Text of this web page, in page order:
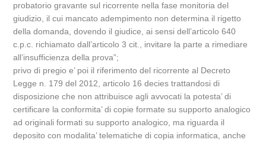
probatorio gravante sul ricorrente nella fase monitoria del
giudizio, il cui mancato adempimento non determina il rigetto
della domanda, dovendo il giudice, ai sensi dell’articolo 640
c.p.c. richiamato dall’articolo 3 cit., invitare la parte a rimediare
all’insufficienza della prova”;
privo di pregio e’ poi il riferimento del ricorrente al Decreto
Legge n. 179 del 2012, articolo 16 decies trattandosi di
disposizione che non attribuisce agli avvocati la potesta’ di
certificare la conformita’ di copie formate su supporto analogico
ad originali formati su supporto analogico, ma riguarda il
deposito con modalita’ telematiche di copia informatica, anche